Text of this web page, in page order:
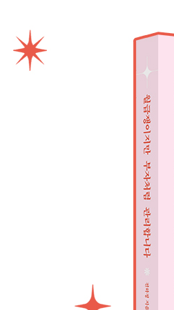
습] 대출 상환으로 순자산 늘리기
6단계: 정부 금융상품 혜택 누리기
] 각 자산군의 기본 특성 이해하기
] ETF 세금 비교: 똑똑한 투자자의 필
] ISA 계좌 활용법: 중급자를 위한 세
습] 최종 투자 포트폴리오 만들기
가능한 부의 성장을 위한 핵심 전략